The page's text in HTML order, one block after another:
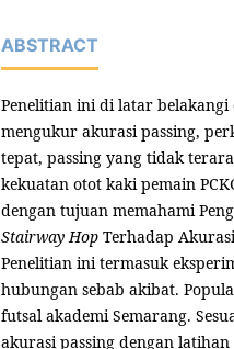
ABSTRACT
Penelitian ini di latar
mengukur akurasi passing,
tepat, passing yang tidak
kekuatan otot kaki pemain
dengan tujuan memahami
Stairway Hop Terhadap
Penelitian ini termasuk
hubungan sebab akibat.
futsal akademi Semarang.
akurasi passing dengan